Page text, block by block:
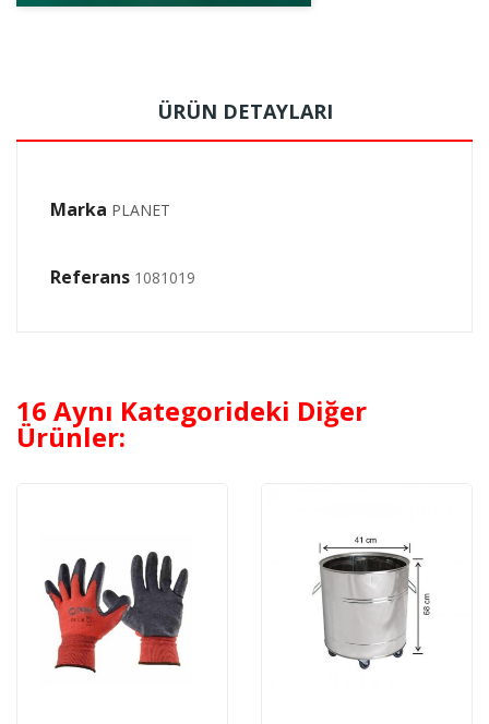
ÜRÜN DETAYLARI
Marka PLANET
Referans 1081019
16 Aynı Kategorideki Diğer
Ürünler: